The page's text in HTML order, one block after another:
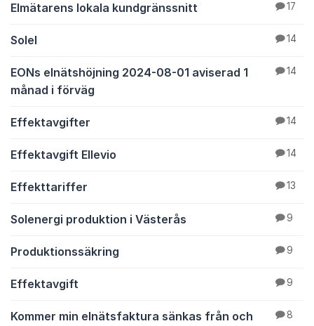
Elmätarens lokala kundgränssnitt 17
Solel 14
EONs elnätshöjning 2024-08-01 aviserad 1
månad i förväg
14
Effektavgifter 14
Effektavgift Ellevio 14
Effekttariffer 13
Solenergi produktion i Västerås 9
Produktionssäkring 9
Effektavgift 9
Kommer min elnätsfaktura sänkas från och
8